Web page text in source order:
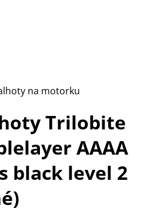
na motorku
Trilobite
AAAA
black level 2